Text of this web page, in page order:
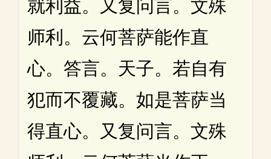
就利益。又复问言。文殊
师利。云何菩萨能作直
心。答言。天子。若自有
犯而不覆藏。如是菩萨当
得直心。又复问言。文殊